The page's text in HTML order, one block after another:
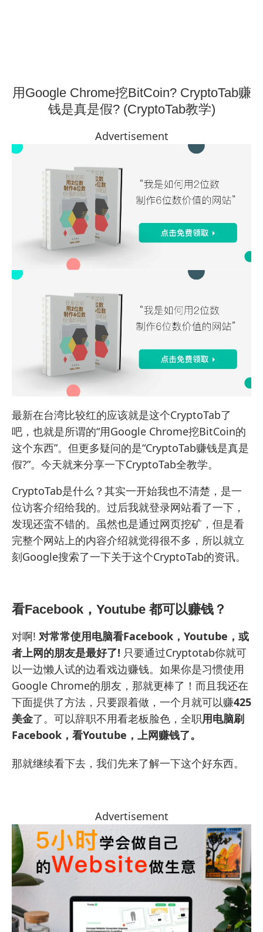
用Google Chrome挖BitCoin? CryptoTab赚
钱是真是假? (CryptoTab教学)
Advertisement
最新在台湾比较红的应该就是这个CryptoTab了
吧，也就是所谓的“用Google Chrome挖BitCoin的
这个东西”。但更多疑问的是“CryptoTab赚钱是真是
假?”。今天就来分享一下CryptoTab全教学。
CryptoTab是什么？其实一开始我也不清楚，是一
位访客介绍给我的。过后我就登录网站看了一下，
发现还蛮不错的。 虽然也是通过网页挖矿，但是看
完整个网站上的内容介绍就觉得很不多，所以就立
刻Google搜索了一下关于这个CryptoTab的资讯。
看Facebook，Youtube 都可以赚钱？
对啊! 对常常使用电脑看Facebook，Youtube，或
者上网的朋友是最好了! 只要通过Cryptotab你就可
以一边懒人试的边看戏边赚钱。如果你是习惯使用
Google Chrome的朋友，那就更棒了！而且我还在
下面提供了方法，只要跟着做，一个月就可以赚425
美金了。可以辞职不用看老板脸色，全职用电脑刷
Facebook，看Youtube，上网赚钱了。
那就继续看下去，我们先来了解一下这个好东西。
Advertisement